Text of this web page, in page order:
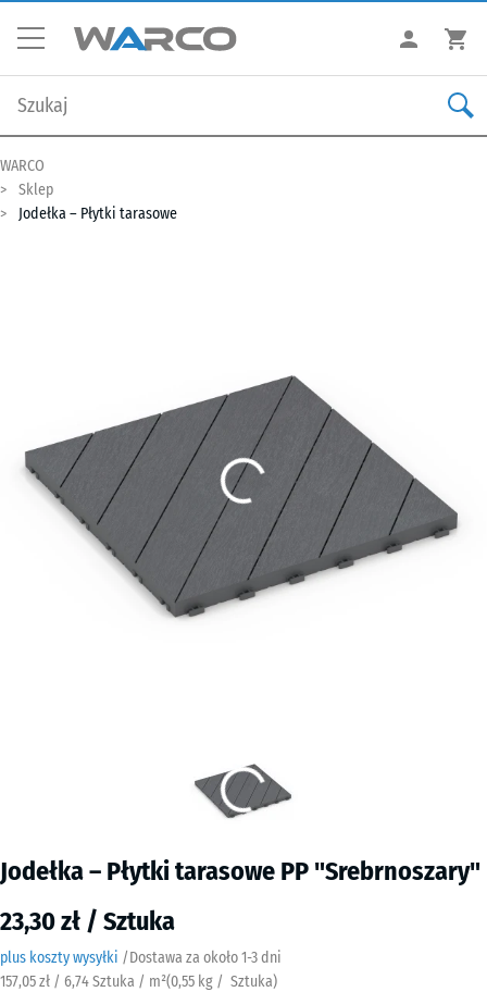
WARCO
Sklep
Jodełka – Płytki tarasowe
Jodełka – Płytki tarasowe PP "Srebrnoszary"
23,30 zł / Sztuka
plus koszty wysyłki /Dostawa za około​ ​ ​​​1-3 dni
157,05 zł / 6,74 Sztuka / m²(0,55 kg / Sztuka)